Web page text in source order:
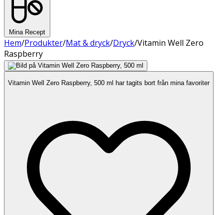
Mina Recept
Hem/Produkter/Mat & dryck/Dryck/Vitamin Well Zero
Raspberry
Vitamin Well Zero Raspberry, 500 ml har tagits bort från mina favoriter